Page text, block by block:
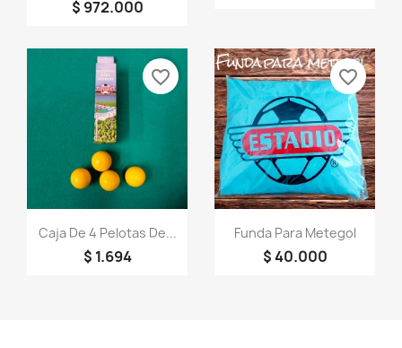
$ 972.000
Vista rápida
Caja De 4 Pelotas De...
$ 1.694
favorite_border
Vista rápida
Funda Para Metegol
$ 40.000
favorite_border